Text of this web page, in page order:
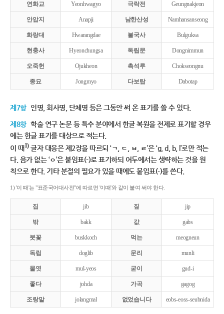
연화교 Yeonhwagyo 극락전 Geungnakjeon
안압지 Anapji 남한산성 Namhansanseong
화랑대 Hwarangdae 불국사 Bulguksa
현충사 Hyeonchungsa 독립문 Dongnimmun
오죽헌 Ojukheon 촉석루 Chokseongnu
종묘 Jongmyo 다보탑 Dabotap
제7항 인명, 회사명, 단체명 등은 그동안 써 온 표기를 쓸 수 있다.
제8항 학술 연구 논문 등 특수 분야에서 한글 복원을 전제로 표기할 경우
에는 한글 표기를 대상으로 적는다.
이 때1)글자 대응은 제2장을 따르되 ‘ㄱ, ㄷ, ㅂ, ㄹ’은 ‘g, d, b, l’로만 적는
다. 음가 없는 ‘ㅇ’은 붙임표(-)로 표기하되 어두에서는 생략하는 것을 원
칙으로 한다. 기타 분절의 필요가 있을 때에도 붙임표(-)를 쓴다.
1) '이 때'는 "표준국어대사전"에 따르면 '이때'와 같이 붙여 써야 한다.
집 jib 짚 jip
밖 bakk 값 gabs
붓꽃 buskkoch 먹는 meogneun
독립 doglib 문리 munli
물엿 mul-yeos 굳이 gud-i
좋다 johda 가곡 gagog
조랑말 jolangmal 없었습니다 eobs-eoss-seubnida